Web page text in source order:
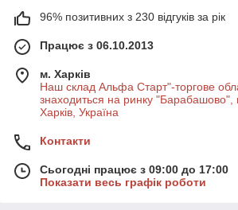
96% позитивних з 230 відгуків за рік
Працює з 06.10.2013
м. Харків
Наш склад Альфа Старт"-торгове
знаходиться на ринку "Барабашово",
Харків, Україна
Контакти
Сьогодні працює з 09:00 до 17:00
Показати весь графік роботи